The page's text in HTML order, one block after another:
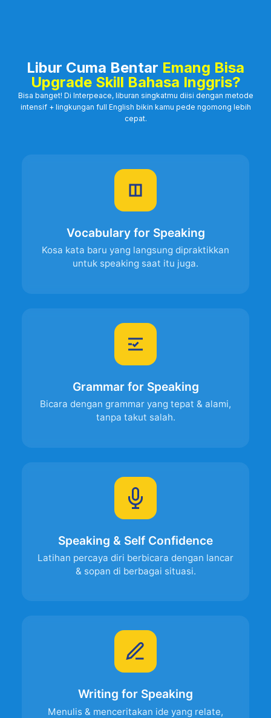
Libur Cuma Bentar Emang Bisa
Upgrade Skill Bahasa Inggris?
Bisa banget! Di Interpeace, liburan singkatmu diisi dengan metode
intensif + lingkungan full English bikin kamu pede ngomong lebih
cepat.
Vocabulary for Speaking
Kosa kata baru yang langsung dipraktikkan
untuk speaking saat itu juga.
Grammar for Speaking
Bicara dengan grammar yang tepat & alami,
tanpa takut salah.
Speaking & Self Confidence
Latihan percaya diri berbicara dengan lancar
& sopan di berbagai situasi.
Writing for Speaking
Menulis & menceritakan ide yang relate,